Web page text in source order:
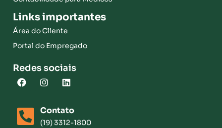
Links importantes
Área do Cliente
Portal do Empregado
Redes sociais
Contato
(19) 3312-1800